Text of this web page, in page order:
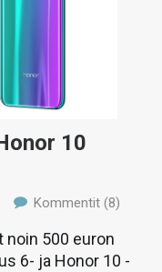
10
Kommentit (8)
noin 500 euron
6- ja Honor 10 -